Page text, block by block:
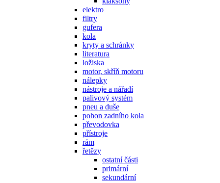
elektro
filtry
gufera
kola
kryty a schránky
literatura
ložiska
motor, skříň motoru
nálepky
nástroje a nářadí
palivový systém
pneu a duše
pohon zadního kola
převodovka
přístroje
rám
řetězy
ostatní části
primární
sekundární